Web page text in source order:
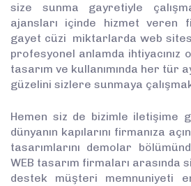
size sunma gayretiyle
ajansları içinde hizmet veren
gayet cüzi miktarlarda web
profesyonel anlamda ihtiyacınız
tasarım ve kullanımında her tür
güzelini sizlere sunmaya
Hemen siz de bizimle iletişime
dünyanın kapılarını firmanıza
tasarımlarını demolar
WEB tasarım firmaları arasında
destek müşteri memnuniyeti